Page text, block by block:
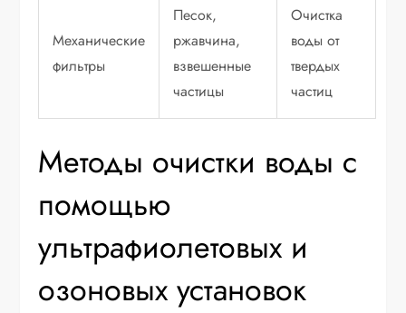
Механические
фильтры
Песок,
ржавчина,
взвешенные
частицы
Очистка
воды от
твердых
частиц
Методы очистки воды с
помощью
ультрафиолетовых и
озоновых установок